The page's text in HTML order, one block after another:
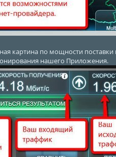
картина по мощности
нашего Приложения.